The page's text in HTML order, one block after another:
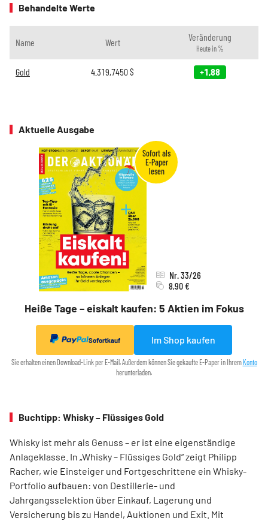
Behandelte Werte
Name Wert Veränderung
Heute in %
Gold 4.319,7450$ +1,88
Aktuelle Ausgabe
Heiße Tage – eiskalt kaufen: 5 Aktien im Fokus
Nr. 33/26
8,90 €
Sofortkauf Im Shop kaufen
Sie erhalten einen Download-Link per E-Mail. Außerdem können Sie gekaufte E-Paper in Ihrem Konto
herunterladen.
Buchtipp: Whisky – Flüssiges Gold
Whisky ist mehr als Genuss – er ist eine eigenständige
Anlageklasse. In „Whisky – Flüssiges Gold“ zeigt Philipp
Racher, wie Einsteiger und Fortgeschrittene ein Whisky-
Portfolio aufbauen: von Destillerie- und
Jahrgangsselektion über Einkauf, Lagerung und
Versicherung bis zu Handel, Auktionen und Exit. Mit